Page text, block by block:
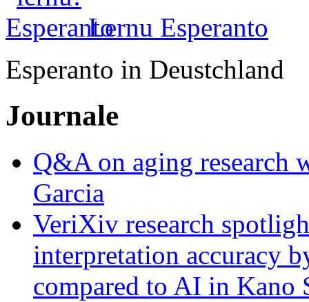
Lernu Esperanto
Esperanto in Deustchland
Journale
Q&A on aging research
Garcia
VeriXiv research
interpretation accuracy
compared to AI in Kano